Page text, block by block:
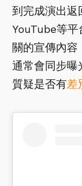
到完成演出返
YouTube等平
關的宣傳內容
通常會同步曝
質疑是否有差